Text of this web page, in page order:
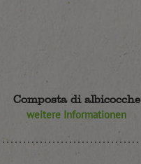
Composta di albicocche
weitere Informationen